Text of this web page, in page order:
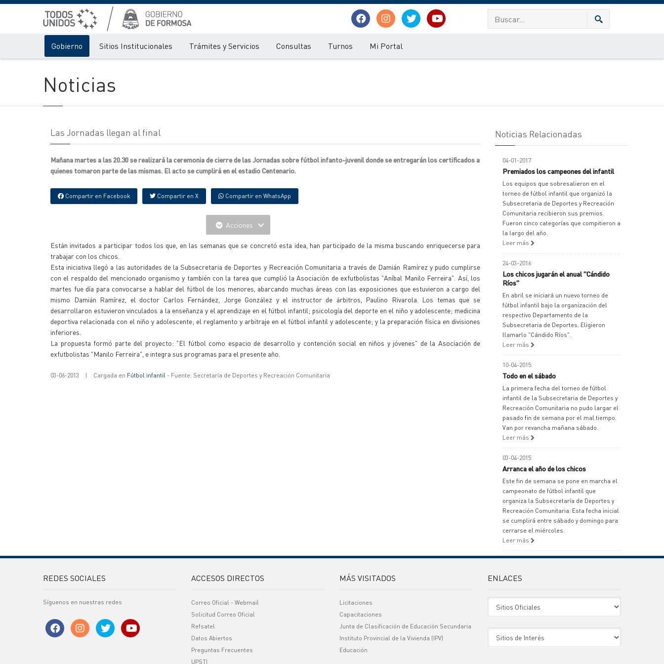
Gobierno Sitios Institucionales Trámites y Servicios Consultas Turnos Mi Portal
Noticias
Las Jornadas llegan al final
Mañana martes a las 20.30 se realizará la ceremonia de cierre de las Jornadas sobre fútbol infanto-juvenil donde se entregarán los certificados a
quienes tomaron parte de las mismas. El acto se cumplirá en el estadio Centenario.
Compartir en Facebook Compartir en X Compartir en WhatsApp
Acciones
Están invitados a participar todos los que, en las semanas que se concretó esta idea, han participado de la misma buscando enriquecerse para
trabajar con los chicos.
Esta iniciativa llegó a las autoridades de la Subsecretaria de Deportes y Recreación Comunitaria a través de Damián Ramírez y pudo cumplirse
con el respaldo del mencionado organismo y también con la tarea que cumplió la Asociación de exfutbolistas "Aníbal Manilo Ferreira". Así, los
martes fue día para convocarse a hablar del fútbol de los menores, abarcando muchas áreas con las exposiciones que estuvieron a cargo del
mismo Damián Ramírez, el doctor Carlos Fernández, Jorge González y el instructor de árbitros, Paulino Rivarola. Los temas que se
desarrollaron estuvieron vinculados a la enseñanza y el aprendizaje en el fútbol infantil; psicología del deporte en el niño y adolescente; medicina
deportiva relacionada con el niño y adolescente; el reglamento y arbitraje en el fútbol infantil y adolescente; y la preparación física en divisiones
inferiores.
La propuesta formó parte del proyecto: "El fútbol como espacio de desarrollo y contención social en niños y jóvenes" de la Asociación de
exfutbolistas "Manilo Ferreira", e integra sus programas para el presente año.
03-06-2013 | Cargada en Fútbol infantil - Fuente: Secretaría de Deportes y Recreación Comunitaria
Noticias Relacionadas
04-01-2017
Premiados los campeones del infantil
Los equipos que sobresalieron en el
torneo de fútbol infantil que organizó la
Subsecretaria de Deportes y Recreación
Comunitaria recibieron sus premios.
Fueron cinco categorías que compitieron a
la largo del año.
Leer más
24-03-2016
Los chicos jugarán el anual "Cándido
Ríos"
En abril se iniciará un nuevo torneo de
fútbol infantil bajo la organización del
respectivo Departamento de la
Subsecretaria de Deportes. Eligieron
llamarlo "Cándido Ríos".
Leer más
10-04-2015
Todo en el sábado
La primera fecha del torneo de fútbol
infantil de la Subsecretaria de Deportes y
Recreación Comunitaria no pudo largar el
pasado fin de semana por el mal tiempo.
Van por revancha mañana sábado.
Leer más
03-04-2015
Arranca el año de los chicos
Este fin de semana se pone en marcha el
campeonato de fútbol infantil que
organiza la Subsecretaría de Deportes y
Recreación Comunitaria. Esta fecha inicial
se cumplirá entre sábado y domingo para
cerrarse el miércoles.
Leer más
REDES SOCIALES
Síguenos en nuestras redes
ACCESOS DIRECTOS
Correo Oficial - Webmail
Solicitud Correo Oficial
Refsatel
Datos Abiertos
Preguntas Frecuentes
UPSTI
MÁS VISITADOS
Licitaciones
Capacitaciones
Junta de Clasificación de Educación Secundaria
Instituto Provincial de la Vivienda (IPV)
Educación
ENLACES